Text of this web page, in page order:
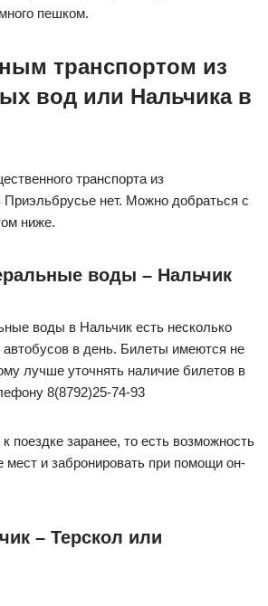
пешком.
транспортом из
вод или Нальчика в
транспорта из
нет. Можно добраться с
ниже.
воды – Нальчик
воды в Нальчик есть несколько
в день. Билеты имеются не
лучше уточнять наличие билетов в
8(8792)25-74-93
поездке заранее, то есть возможность
мест и забронировать при помощи он-
– Терскол или